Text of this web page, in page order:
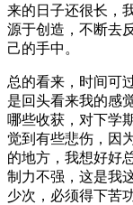
来的日子还很长，
源于创造，不断去
己的手中。
总的看来，时间可
是回头看来我的感
哪些收获，对下学
觉到有些悲伤，因
的地方，我想好好
制力不强，这是我
少次，必须得下苦